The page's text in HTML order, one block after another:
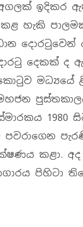
ඉදිකර
හැකි
දෙකක් ද
මධ්‍යයේ
1980
පවරාගෙන
කළා. අද
පිහිටා